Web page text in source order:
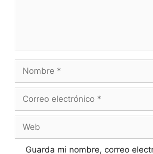
Nombre
Correo
Web
Guarda mi nombre, correo